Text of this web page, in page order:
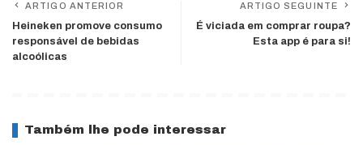
ARTIGO ANTERIOR
Heineken promove consumo
responsável de bebidas
alcoólicas
ARTIGO SEGUINTE
É viciada em comprar roupa?
Esta app é para si!
Também lhe pode interessar